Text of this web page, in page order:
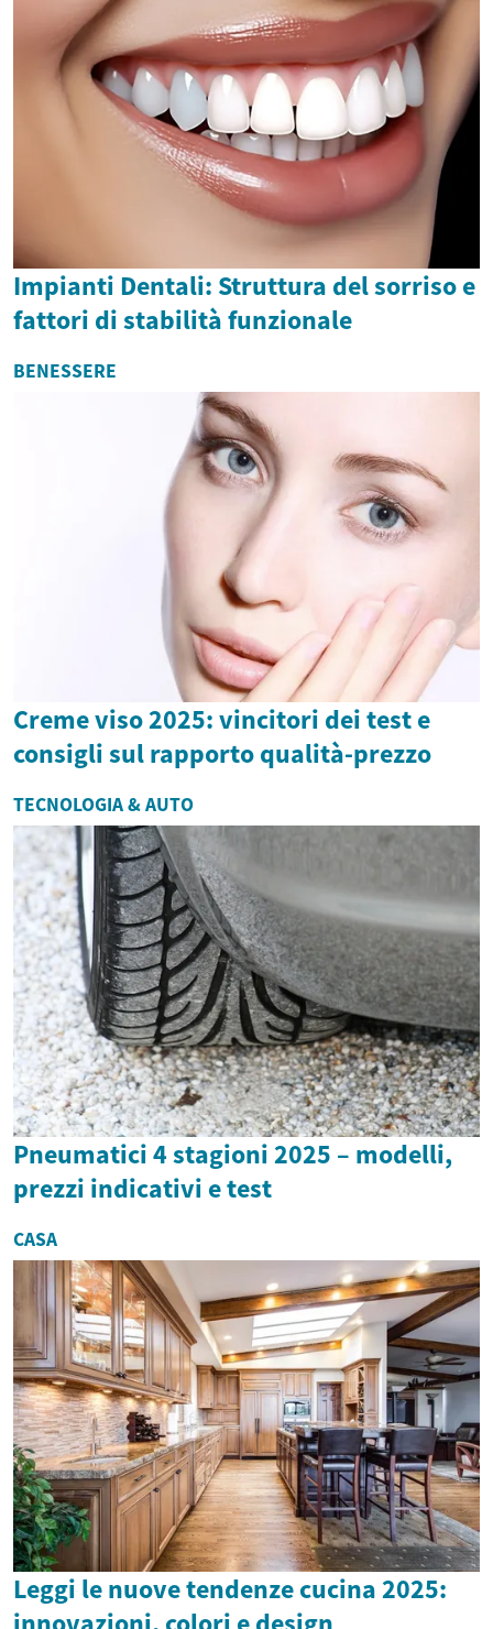
Impianti Dentali: Struttura del sorriso e
fattori di stabilità funzionale
BENESSERE
Creme viso 2025: vincitori dei test e
consigli sul rapporto qualità-prezzo
TECNOLOGIA & AUTO
Pneumatici 4 stagioni 2025 – modelli,
prezzi indicativi e test
CASA
Leggi le nuove tendenze cucina 2025: